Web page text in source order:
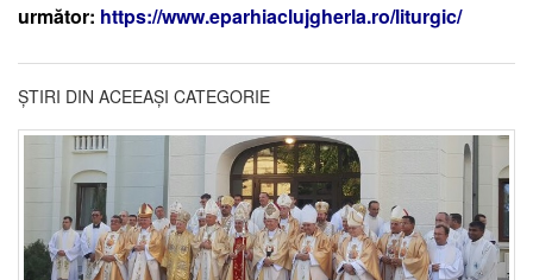
următor: https://www.eparhiaclujgherla.ro/liturgic/
ȘTIRI DIN ACEEAȘI CATEGORIE